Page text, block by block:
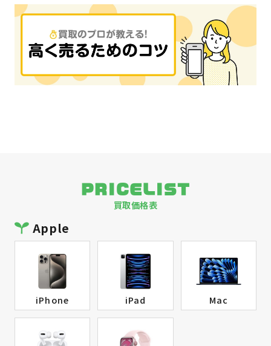
PRICELIST
買取価格表
Apple
iPhone iPad Mac